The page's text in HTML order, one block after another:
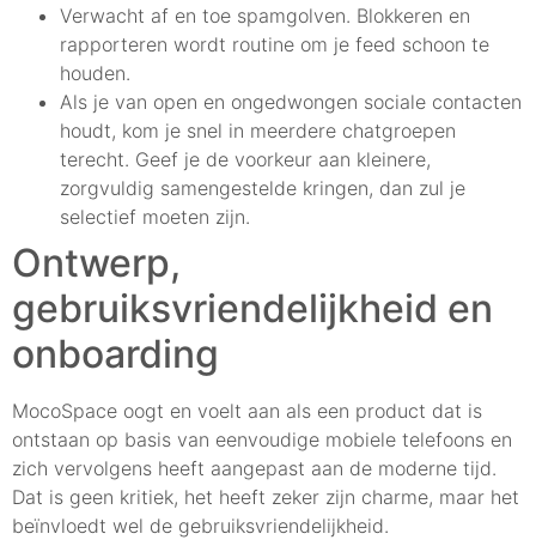
Verwacht af en toe spamgolven. Blokkeren en
rapporteren wordt routine om je feed schoon te
houden.
Als je van open en ongedwongen sociale contacten
houdt, kom je snel in meerdere chatgroepen
terecht. Geef je de voorkeur aan kleinere,
zorgvuldig samengestelde kringen, dan zul je
selectief moeten zijn.
Ontwerp,
gebruiksvriendelijkheid en
onboarding
MocoSpace oogt en voelt aan als een product dat is
ontstaan op basis van eenvoudige mobiele telefoons en
zich vervolgens heeft aangepast aan de moderne tijd.
Dat is geen kritiek, het heeft zeker zijn charme, maar het
beïnvloedt wel de gebruiksvriendelijkheid.